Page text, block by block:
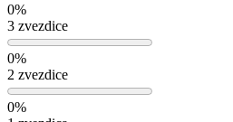
0%
3 zvezdice
0%
2 zvezdice
0%